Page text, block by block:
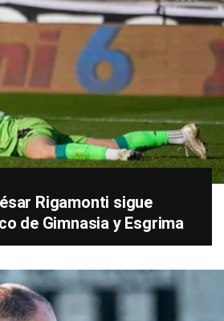
Rigamonti sigue
de Gimnasia y Esgrima